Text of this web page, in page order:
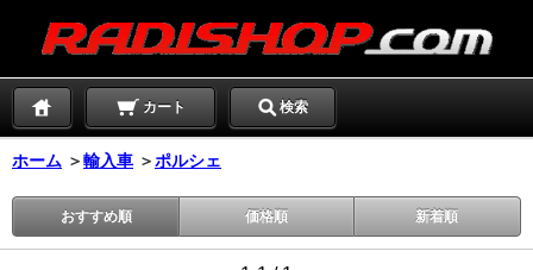
カート 検索
ホーム ＞輸入車 ＞ポルシェ
おすすめ順 価格順 新着順